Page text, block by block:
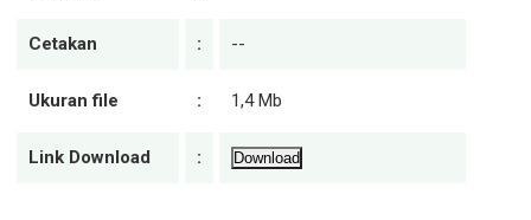
Cetakan : --
Ukuran file : 1,4 Mb
Link Download : Download